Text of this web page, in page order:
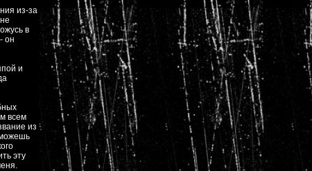
из-за
в
он
и
всем
из
эту